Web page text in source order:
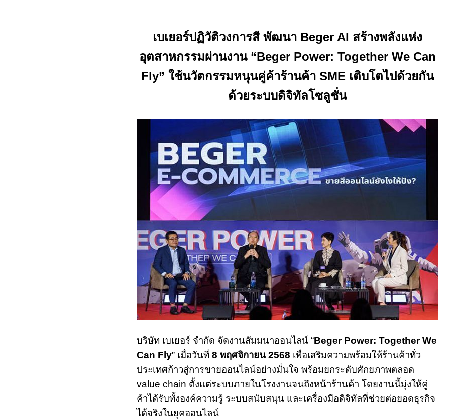
เบเยอร์ปฏิวัติวงการสี พัฒนา Beger AI สร้างพลังแห่ง
อุตสาหกรรมผ่านงาน “Beger Power: Together We Can
Fly” ใช้นวัตกรรมหนุนคู่ค้าร้านค้า SME เติบโตไปด้วยกัน
ด้วยระบบดิจิทัลโซลูชั่น
บริษัท เบเยอร์ จำกัด จัดงานสัมมนาออนไลน์ “Beger Power: Together We
Can Fly” เมื่อวันที่ 8 พฤศจิกายน 2568 เพื่อเสริมความพร้อมให้ร้านค้าทั่ว
ประเทศก้าวสู่การขายออนไลน์อย่างมั่นใจ พร้อมยกระดับศักยภาพตลอด
value chain ตั้งแต่ระบบภายในโรงงานจนถึงหน้าร้านค้า โดยงานนี้มุ่งให้คู่
ค้าได้รับทั้งองค์ความรู้ ระบบสนับสนุน และเครื่องมือดิจิทัลที่ช่วยต่อยอดธุรกิจ
ได้จริงในยุคออนไลน์